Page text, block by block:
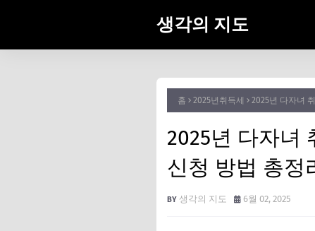
생각의 지도
홈 2025년취득세 2025년 다자녀
2025년 다자녀
신청 방법 총정
생각의 지도 6월 02, 2025